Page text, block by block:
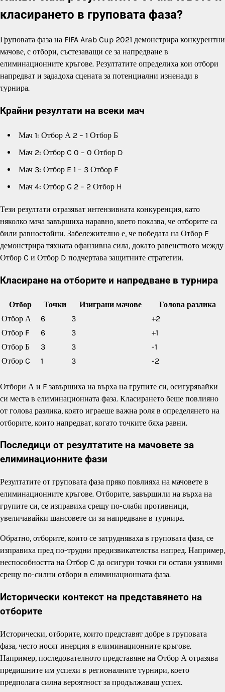
класирането в груповата фаза?
Груповата фаза на FIFA Arab Cup 2021 демонстрира конкурентни
мачове, с отбори, състезаващи се за напредване в
елиминационните кръгове. Резултатите определиха кои отбори
напредват и зададоха сцената за потенциални изненади в
турнира.
Крайни резултати на всеки мач
Мач 1: Отбор А 2 – 1 Отбор Б
Мач 2: Отбор C 0 – 0 Отбор D
Мач 3: Отбор E 1 – 3 Отбор F
Мач 4: Отбор G 2 – 2 Отбор H
Тези резултати отразяват интензивната конкуренция, като
няколко мача завършиха наравно, което показва, че отборите са
били равностойни. Забележително е, че победата на Отбор F
демонстрира тяхната офанзивна сила, докато равенството между
Отбор C и Отбор D подчертава защитните стратегии.
Класиране на отборите и напредване в турнира
Отбор Точки Изиграни мачове
Голова разлика
Отбор А
6 3
+2
Отбор F
6 3
+1
Отбор Б
3 3
-1
Отбор C
1 3 -2
Отбори А и F завършиха на върха на групите си, осигурявайки
си места в елиминационната фаза. Класирането беше повлияно
от голова разлика, която играеше важна роля в определянето на
отборите, които напредват, когато точките бяха равни.
Последици от резултатите на мачовете за
елиминационните фази
Резултатите от груповата фаза пряко повлияха на мачовете в
елиминационните кръгове. Отборите, завършили на върха на
групите си, се изправиха срещу по-слаби противници,
увеличавайки шансовете си за напредване в турнира.
Обратно, отборите, които се затрудняваха в груповата фаза, се
изправиха пред по-трудни предизвикателства напред. Например,
неспособността на Отбор C да осигури точки ги остави уязвими
срещу по-силни отбори в елиминационната фаза.
Исторически контекст на представянето на
отборите
Исторически, отборите, които представят добре в груповата
фаза, често носят инерция в елиминационните кръгове.
Например, последователното представяне на Отбор А отразява
предишните им успехи в регионалните турнири, което
предполага силна вероятност за продължаващ успех.